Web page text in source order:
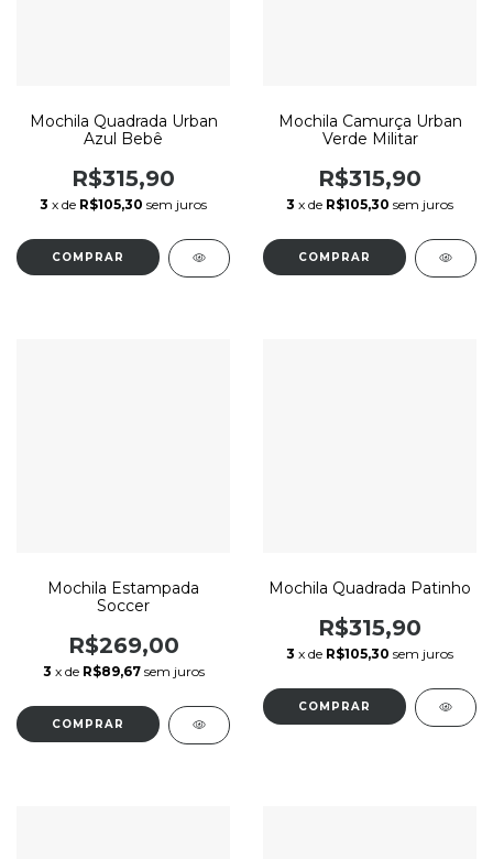
Mochila Quadrada Urban
Azul Bebê
R$315,90
3 x de R$105,30 sem juros
Mochila Camurça Urban
Verde Militar
R$315,90
3 x de R$105,30 sem juros
Mochila Estampada
Soccer
R$269,00
3 x de R$89,67 sem juros
Mochila Quadrada Patinho
R$315,90
3 x de R$105,30 sem juros